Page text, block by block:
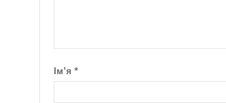
Ім’я *